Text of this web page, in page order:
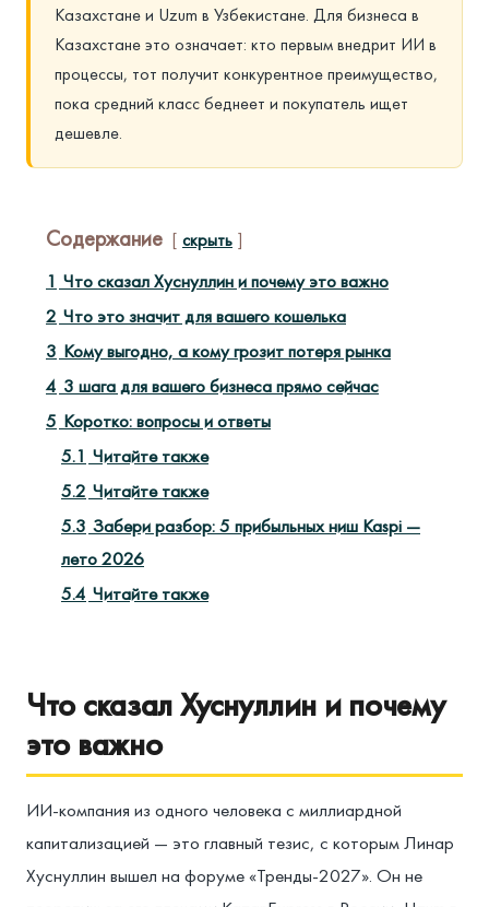
Казахстане и Uzum в Узбекистане. Для бизнеса в
Казахстане это означает: кто первым внедрит ИИ в
процессы, тот получит конкурентное преимущество,
пока средний класс беднеет и покупатель ищет
дешевле.
Содержание скрыть
1 Что сказал Хуснуллин и почему это важно
2 Что это значит для вашего кошелька
3 Кому выгодно, а кому грозит потеря рынка
4 3 шага для вашего бизнеса прямо сейчас
5 Коротко: вопросы и ответы
5.1 Читайте также
5.2 Читайте также
5.3 Забери разбор: 5 прибыльных ниш Kaspi —
лето 2026
5.4 Читайте также
Что сказал Хуснуллин и почему
это важно
ИИ-компания из одного человека с миллиардной
капитализацией — это главный тезис, с которым Линар
Хуснуллин вышел на форуме «Тренды-2027». Он не